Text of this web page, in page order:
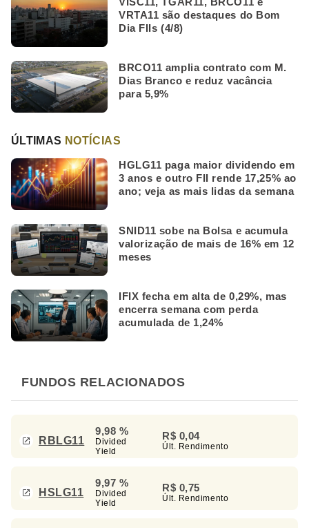
VRTA11 são destaques do Bom
Dia FIIs (4/8)
BRCO11 amplia contrato com M.
Dias Branco e reduz vacância
para 5,9%
ÚLTIMAS NOTÍCIAS
HGLG11 paga maior dividendo em
3 anos e outro FII rende 17,25% ao
ano; veja as mais lidas da semana
SNID11 sobe na Bolsa e acumula
valorização de mais de 16% em 12
meses
IFIX fecha em alta de 0,29%, mas
encerra semana com perda
acumulada de 1,24%
FUNDOS RELACIONADOS
RBLG11
9,98 %
Divided
Yield
R$ 0,04
Últ. Rendimento
HSLG11
9,97 %
Divided
Yield
R$ 0,75
Últ. Rendimento